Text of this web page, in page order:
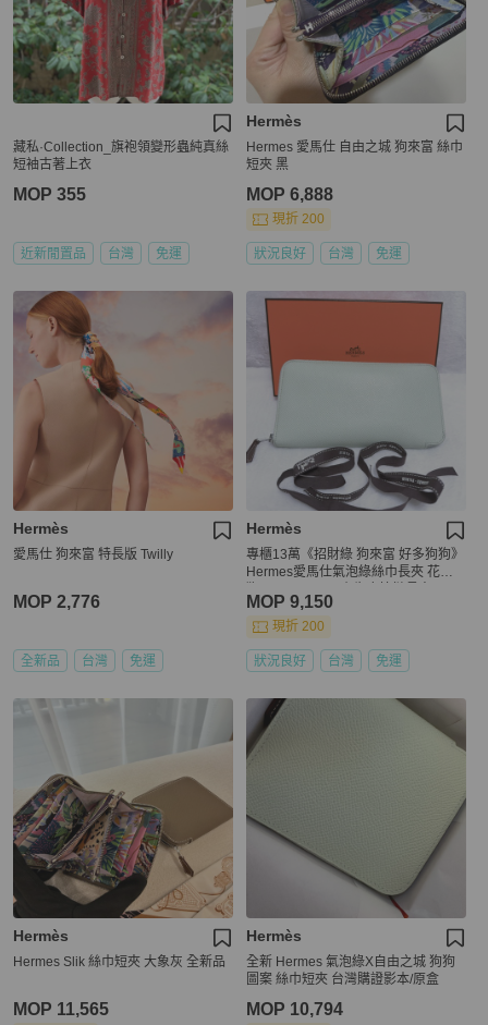
藏私·Collection_旗袍領變形蟲純真絲
短袖古著上衣
MOP 355
近新閒置品 台灣 免運
Hermès
Hermes 愛馬仕 自由之城 狗來富 絲巾
短夾 黑
MOP 6,888
現折 200
狀況良好 台灣 免運
Hermès
愛馬仕 狗來富 特長版 Twilly
MOP 2,776
全新品 台灣 免運
Hermès
專櫃13萬《招財綠 狗來富 好多狗狗》
Hermes愛馬仕氣泡綠絲巾長夾 花園
MOP 9,150
現折 200
狀況良好 台灣 免運
Hermès
Hermes Slik 絲巾短夾 大象灰 全新品
MOP 11,565
Hermès
全新 Hermes 氣泡綠X自由之城 狗狗
圖案 絲巾短夾 台灣購證影本/原盒
MOP 10,794